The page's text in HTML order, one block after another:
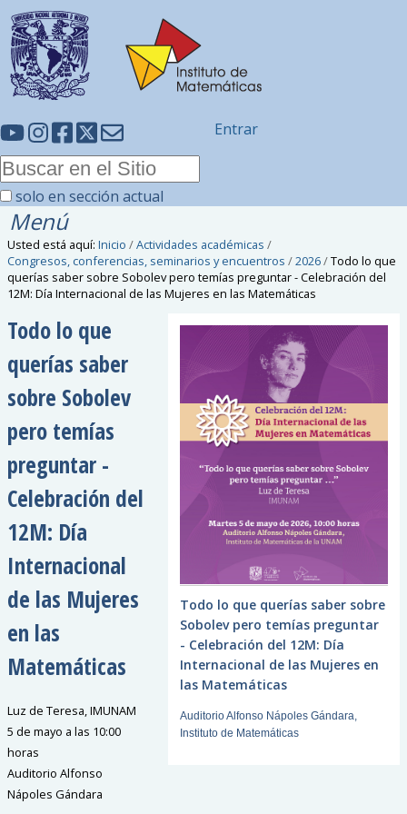
solo en sección actual
Entrar
Menú
Usted está aquí: Inicio /Actividades académicas /
Congresos, conferencias, seminarios y encuentros /2026/Todo lo que
querías saber sobre Sobolev pero temías preguntar - Celebración del
12M: Día Internacional de las Mujeres en las Matemáticas
Todo lo que
querías saber
sobre Sobolev
pero temías
preguntar -
Celebración del
12M: Día
Internacional
de las Mujeres
en las
Matemáticas
Luz de Teresa, IMUNAM
5 de mayo a las 10:00
horas
Auditorio Alfonso
Nápoles Gándara
Todo lo que querías saber sobre
Sobolev pero temías preguntar
- Celebración del 12M: Día
Internacional de las Mujeres en
las Matemáticas
Auditorio Alfonso Nápoles Gándara,
Instituto de Matemáticas